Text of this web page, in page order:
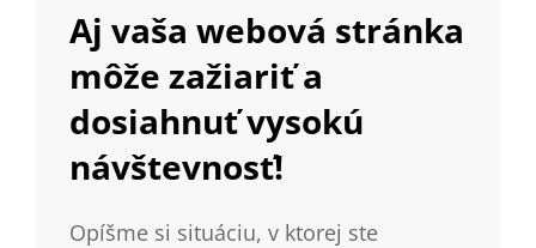
Aj vaša webová stránka
môže zažiariť a
dosiahnuť vysokú
návštevnosť!
Opíšme si situáciu, v ktorej ste